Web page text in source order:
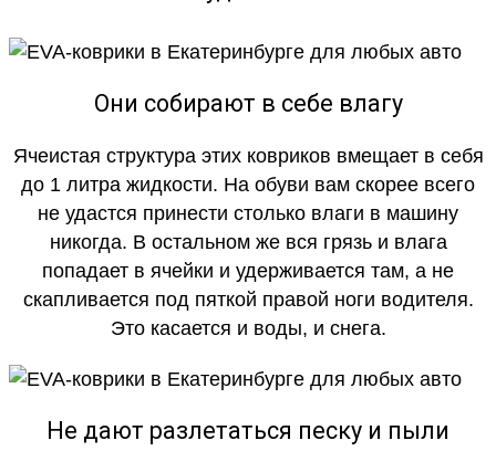
Они собирают в себе влагу
Ячеистая структура этих ковриков вмещает в себя
до 1 литра жидкости. На обуви вам скорее всего
не удастся принести столько влаги в машину
никогда. В остальном же вся грязь и влага
попадает в ячейки и удерживается там, а не
скапливается под пяткой правой ноги водителя.
Это касается и воды, и снега.
Не дают разлетаться песку и пыли